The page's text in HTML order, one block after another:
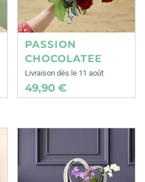
PASSION
CHOCOLATEE
Livraison dès le 11 août
49,90 €